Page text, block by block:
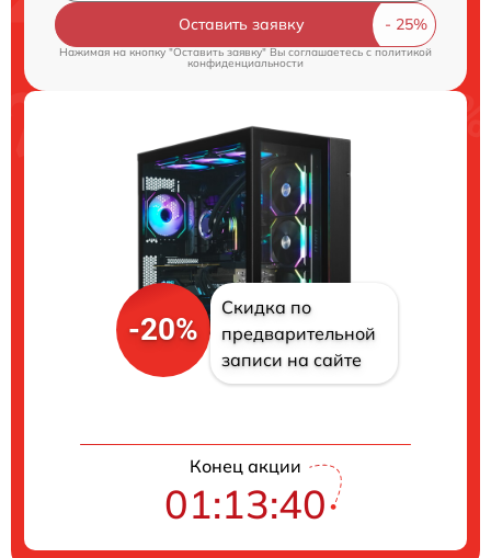
Оставить заявку
Нажимая на кнопку "Оставить заявку" Вы соглашаетесь cполитикой
конфиденциальности
-20%
Скидка по
предварительной
записи на сайте
Конец акции
01:13:40